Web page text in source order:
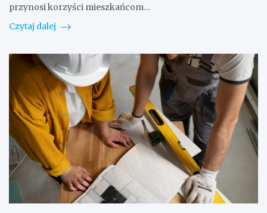
przynosi korzyści mieszkańcom…
Czytaj dalej